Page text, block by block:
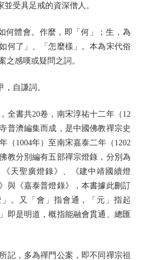
受具足戒的資深僧人。
體會。作麼，即「何」；生，為
何了」、「怎麼樣」。本為宋代俗
之感嘆或疑問之詞。
自謙詞。
書共20卷，南宋淳祐十二年（12
普濟編集而成，是中國佛教禪宗史
（1004年）至南宋嘉泰二年（1202
教分別編有五部禪宗燈錄，分別為
《天聖廣燈錄》、《建中靖國續燈
與《嘉泰普燈錄》，本書據此刪訂
。又「會」指會通，「元」指起
即是明道，概指能融會貫通、總匯
，多為禪門公案，即不同禪宗祖